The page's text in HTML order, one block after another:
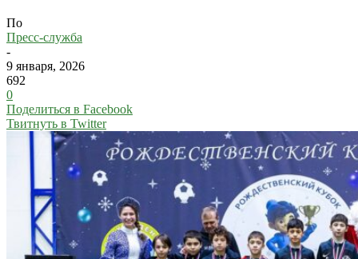
По
Пресс-служба
-
9 января, 2026
692
0
Поделиться в Facebook
Твитнуть в Twitter